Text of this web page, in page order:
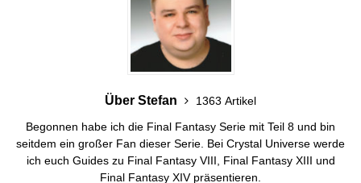
Über Stefan
1363 Artikel
Begonnen habe ich die Final Fantasy Serie mit Teil 8 und bin
seitdem ein großer Fan dieser Serie. Bei Crystal Universe werde
ich euch Guides zu Final Fantasy VIII, Final Fantasy XIII und
Final Fantasy XIV präsentieren.